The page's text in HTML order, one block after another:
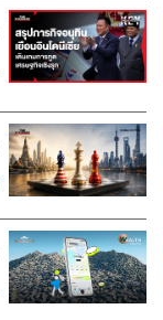
CLUB จะ
องเวียดนาม หรือ
จอเนื้อหมู 3
น้ำผึ้ง และหมู
องไซส์Classic
ครคิดว่าแค่นี้ไม่
ราอยากให้สั่ง
ายคนคิดถึง จับคู่